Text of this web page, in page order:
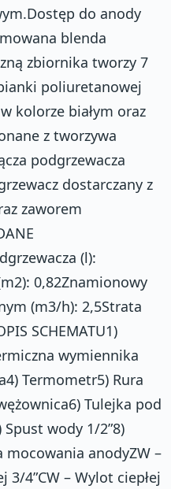
do anody
blenda
zbiornika tworzy 7
poliuretanowej
kolorze białym oraz
z tworzywa
podgrzewacza
dostarczany z
zaworem
(l):
0,82Znamionowy
(m3/h): 2,5Strata
SCHEMATU1)
wymiennika
Termometr5) Rura
Tulejka pod
wody 1/2”8)
mocowania anodyZW –
4”CW – Wylot ciepłej